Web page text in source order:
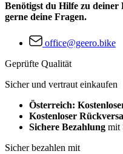
Benötigst du Hilfe zu
gerne deine Fragen.
office@geero.bike
Geprüfte Qualität
Sicher und vertraut einkaufen
Österreich:
Kostenloser
Sichere Bezahlung mit
Sicher bezahlen mit